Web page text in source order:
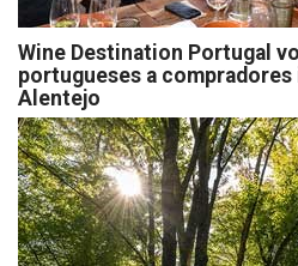
Wine Destination Portugal
portugueses a
Alentejo